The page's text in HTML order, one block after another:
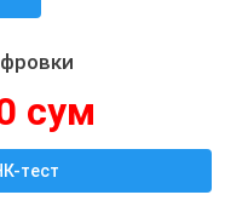
сум
тест